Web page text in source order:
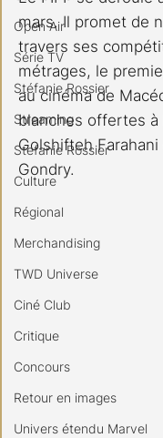
Open Air
Série TV
Stéfanie Rossier
Streaming
Stefanie Rossier
Culture
Régional
Merchandising
TWD Universe
Ciné Club
Critique
Concours
Retour en images
Univers étendu Marvel
mars. Il promet de
travers ses
métrages, le
au cinéma de
blanches offertes à
Golshifteh
Gondry.